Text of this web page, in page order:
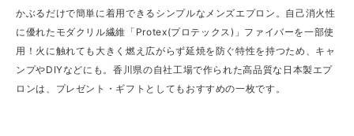
かぶるだけで簡単に着用できるシンプルなメンズエプロン。自己消火性
に優れたモダクリル繊維「Protex(プロテックス)」ファイバーを一部使
用！火に触れても大きく燃え広がらず延焼を防ぐ特性を持つため、キャ
ンプやDIYなどにも。香川県の自社工場で作られた高品質な日本製エプ
ロンは、プレゼント・ギフトとしてもおすすめの一枚です。